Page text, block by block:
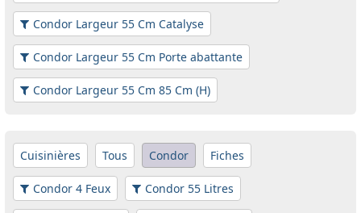
Condor Largeur 55 Cm Catalyse
Condor Largeur 55 Cm Porte abattante
Condor Largeur 55 Cm 85 Cm (H)
Cuisinières Tous Condor Fiches
Condor 4 Feux Condor 55 Litres